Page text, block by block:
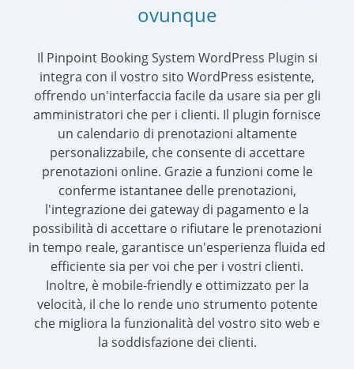
ovunque
Il Pinpoint Booking System WordPress Plugin si
integra con il vostro sito WordPress esistente,
offrendo un'interfaccia facile da usare sia per gli
amministratori che per i clienti. Il plugin fornisce
un calendario di prenotazioni altamente
personalizzabile, che consente di accettare
prenotazioni online. Grazie a funzioni come le
conferme istantanee delle prenotazioni,
l'integrazione dei gateway di pagamento e la
possibilità di accettare o rifiutare le prenotazioni
in tempo reale, garantisce un'esperienza fluida ed
efficiente sia per voi che per i vostri clienti.
Inoltre, è mobile-friendly e ottimizzato per la
velocità, il che lo rende uno strumento potente
che migliora la funzionalità del vostro sito web e
la soddisfazione dei clienti.